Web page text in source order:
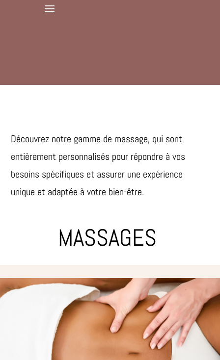
Découvrez notre gamme de massage, qui sont
entièrement personnalisés pour répondre à vos
besoins spécifiques et assurer une expérience
unique et adaptée à votre bien-être.
MASSAGES